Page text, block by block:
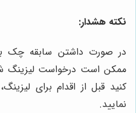
نکته هشدار:
در صورت داشتن سابقه چک
ممکن است درخواست لیزینگ
کنید قبل از اقدام برای
نمایید.